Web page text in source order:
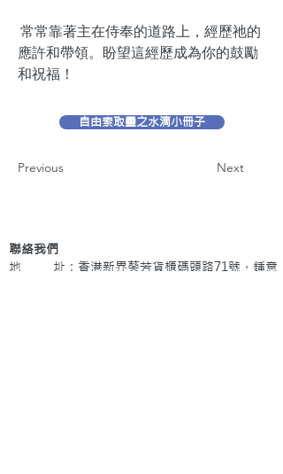
常常靠著主在侍奉的道路上，經歷祂的
應許和帶領。盼望這經歷成為你的鼓勵
和祝福！
自由索取靈之水滴小冊子
Previous Next
聯絡我們
地 址：香港新界葵芳貨櫃碼頭路71號，鍾意